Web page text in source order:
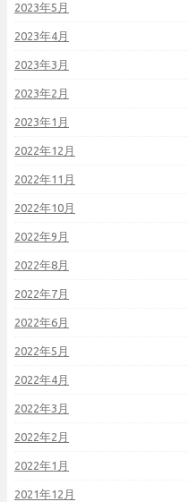
2023年5月
2023年4月
2023年3月
2023年2月
2023年1月
2022年12月
2022年11月
2022年10月
2022年9月
2022年8月
2022年7月
2022年6月
2022年5月
2022年4月
2022年3月
2022年2月
2022年1月
2021年12月